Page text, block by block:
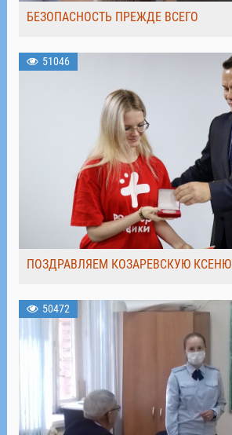
БЕЗОПАСНОСТЬ ПРЕЖДЕ ВСЕГО
51046
ПОЗДРАВЛЯЕМ КОЗАРЕВСКУЮ КСЕНЮ
50472